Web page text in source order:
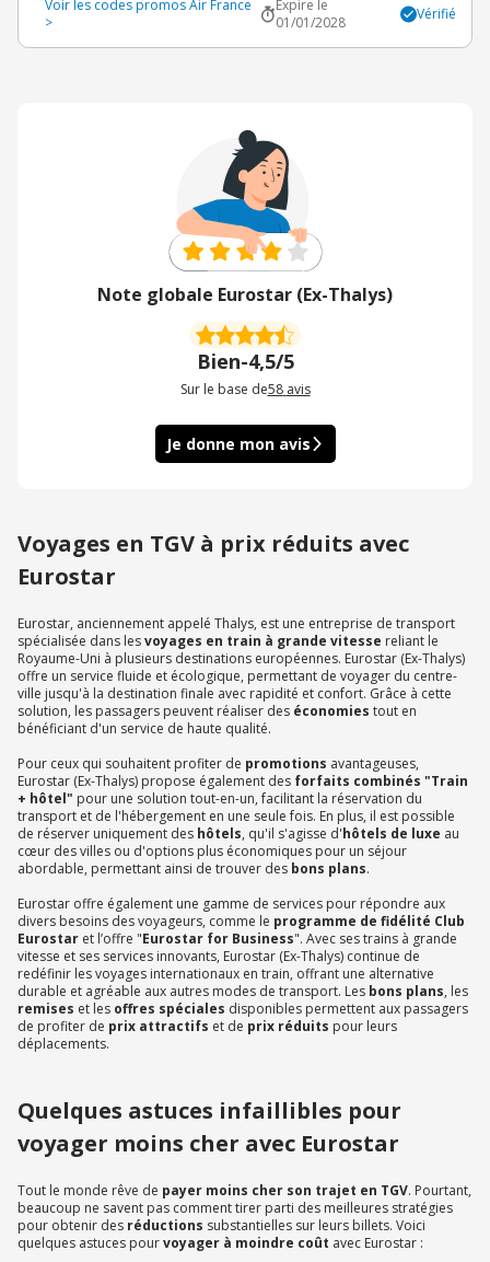
Voir les codes promos Air France
>
Expire le
01/01/2028
Vérifié
Note globale Eurostar (Ex-Thalys)
Bien-4,5/5
Sur le base de58 avis
Je donne mon avis
Voyages en TGV à prix réduits avec
Eurostar
Eurostar, anciennement appelé Thalys, est une entreprise de transport
spécialisée dans lesvoyages en train à grande vitesse reliant le
Royaume-Uni à plusieurs destinations européennes. Eurostar (Ex-Thalys)
offre un service fluide et écologique, permettant de voyager du centre-
ville jusqu'à la destination finale avec rapidité et confort. Grâce à cette
solution, les passagers peuvent réaliser des économies tout en
bénéficiant d'un service de haute qualité.
Pour ceux qui souhaitent profiter de promotions avantageuses,
Eurostar (Ex-Thalys) propose également des forfaits combinés "Train
+ hôtel" pour une solution tout-en-un, facilitant la réservation du
transport et de l'hébergement en une seule fois. En plus, il est possible
de réserver uniquement des hôtels, qu'il s'agisse d'hôtels de luxe au
cœur des villes ou d'options plus économiques pour un séjour
abordable, permettant ainsi de trouver des bons plans.
Eurostar offre également une gamme de services pour répondre aux
divers besoins des voyageurs, comme le programme de fidélité Club
Eurostar et l’offre "Eurostar for Business". Avec ses trains à grande
vitesse et ses services innovants, Eurostar (Ex-Thalys) continue de
redéfinir les voyages internationaux en train, offrant une alternative
durable et agréable aux autres modes de transport. Les bons plans, les
remises et les offres spéciales disponibles permettent aux passagers
de profiter de prix attractifs et de prix réduits pour leurs
déplacements.
Quelques astuces infaillibles pour
voyager moins cher avec Eurostar
Tout le monde rêve de payer moins cher son trajet en TGV. Pourtant,
beaucoup ne savent pas comment tirer parti des meilleures stratégies
pour obtenir des réductions substantielles sur leurs billets. Voici
quelques astuces pourvoyager à moindre coût avec Eurostar :